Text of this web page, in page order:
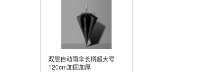
双层自动雨伞长柄超大号
120cm加固加厚